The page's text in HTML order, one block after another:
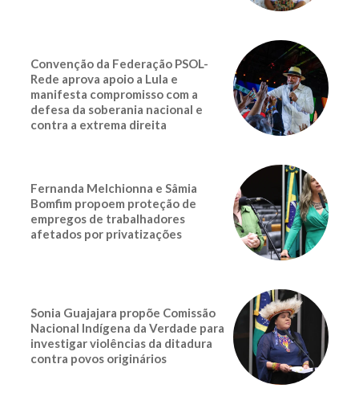
Convenção da Federação PSOL-
Rede aprova apoio a Lula e
manifesta compromisso com a
defesa da soberania nacional e
contra a extrema direita
Fernanda Melchionna e Sâmia
Bomfim propoem proteção de
empregos de trabalhadores
afetados por privatizações
Sonia Guajajara propõe Comissão
Nacional Indígena da Verdade para
investigar violências da ditadura
contra povos originários